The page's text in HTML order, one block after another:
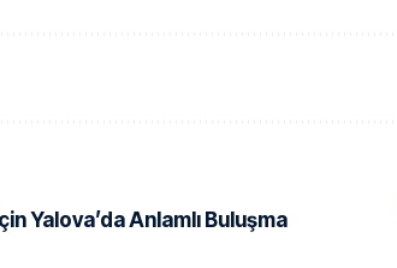
Yalova’da Anlamlı Buluşma